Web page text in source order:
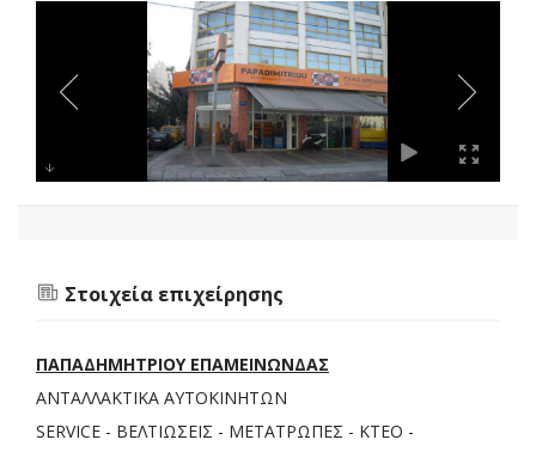
Στοιχεία επιχείρησης
ΠΑΠΑΔΗΜΗΤΡΙΟΥ ΕΠΑΜΕΙΝΩΝΔΑΣ
ΑΝΤΑΛΛΑΚΤΙΚΑ ΑΥΤΟΚΙΝΗΤΩΝ
SERVICE - ΒΕΛΤΙΩΣΕΙΣ - ΜΕΤΑΤΡΩΠΕΣ - ΚΤΕΟ -